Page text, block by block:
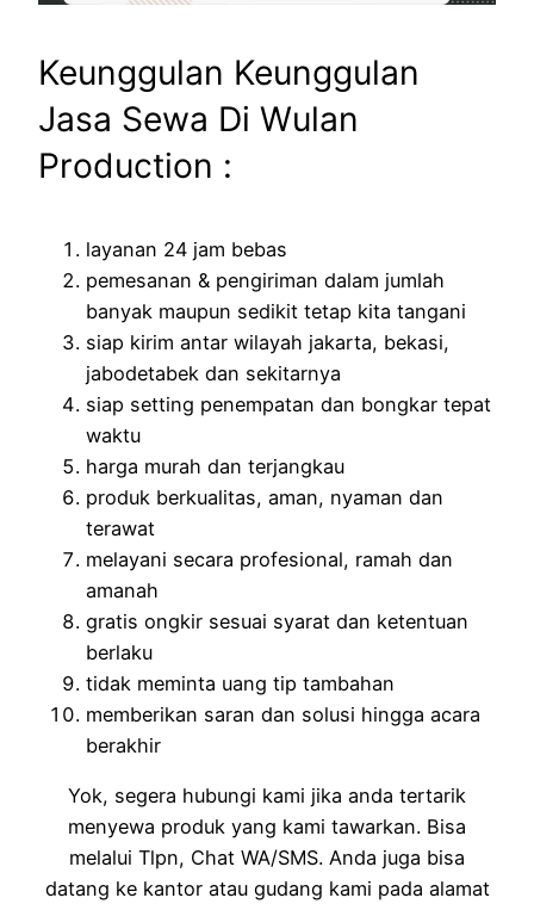
Keunggulan Keunggulan
Jasa Sewa Di Wulan
Production :
layanan 24 jam bebas
pemesanan & pengiriman dalam jumlah
banyak maupun sedikit tetap kita tangani
siap kirim antar wilayah jakarta, bekasi,
jabodetabek dan sekitarnya
siap setting penempatan dan bongkar tepat
waktu
harga murah dan terjangkau
produk berkualitas, aman, nyaman dan
terawat
melayani secara profesional, ramah dan
amanah
gratis ongkir sesuai syarat dan ketentuan
berlaku
tidak meminta uang tip tambahan
memberikan saran dan solusi hingga acara
berakhir
Yok, segera hubungi kami jika anda tertarik
menyewa produk yang kami tawarkan. Bisa
melalui Tlpn, Chat WA/SMS. Anda juga bisa
datang ke kantor atau gudang kami pada alamat